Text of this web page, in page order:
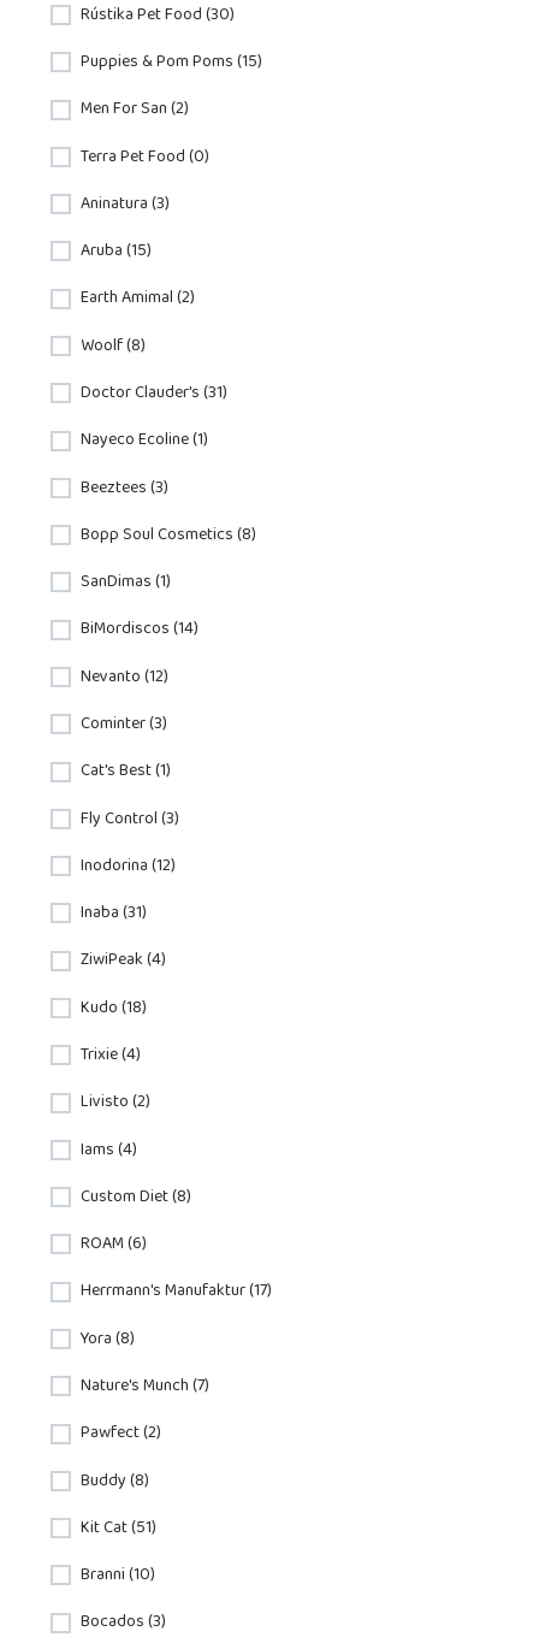
Rústika Pet Food (30)
Puppies & Pom Poms (15)
Men For San (2)
Terra Pet Food (0)
Aninatura (3)
Aruba (15)
Earth Amimal (2)
Woolf (8)
Doctor Clauder's (31)
Nayeco Ecoline (1)
Beeztees (3)
Bopp Soul Cosmetics (8)
SanDimas (1)
BiMordiscos (14)
Nevanto (12)
Cominter (3)
Cat's Best (1)
Fly Control (3)
Inodorina (12)
Inaba (31)
ZiwiPeak (4)
Kudo (18)
Trixie (4)
Livisto (2)
Iams (4)
Custom Diet (8)
ROAM (6)
Herrmann's Manufaktur (17)
Yora (8)
Nature's Munch (7)
Pawfect (2)
Buddy (8)
Kit Cat (51)
Branni (10)
Bocados (3)